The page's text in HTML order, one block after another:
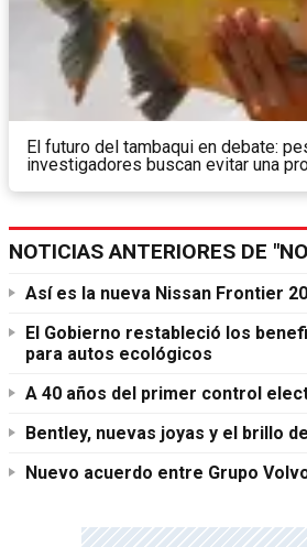
El futuro del tambaqui en debate:
investigadores buscan evitar una
NOTICIAS ANTERIORES DE
Así es la nueva Nissan Frontier
El Gobierno restableció los
para autos ecológicos
A 40 años del primer control
Bentley, nuevas joyas y el brillo
Nuevo acuerdo entre Grupo